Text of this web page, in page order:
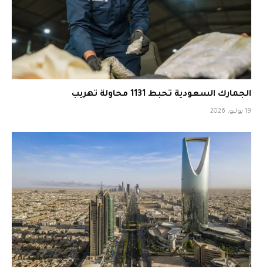
الجمارك السعودية تحبط 1131 محاولة تهريب
19 يوليو، 2026